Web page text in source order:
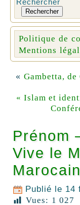
Rechercher
Rechercher
Politique de
Mentions
« Gambetta,
« Islam et
Prénom
Vive le
Publié le 14
Vues: 1 027